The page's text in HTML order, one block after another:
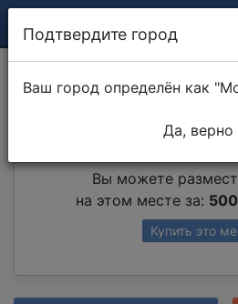
Сварочные
Вы можете
на этом месте за:
Купить это
Подтвердите город
Ваш город определён как
Да, верно